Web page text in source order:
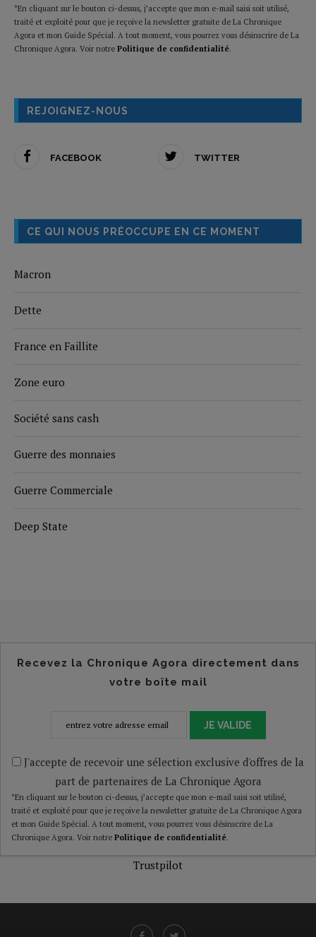
*En cliquant sur le bouton ci-dessus, j’accepte que mon e-mail saisi soit utilisé,
traité et exploité pour que je reçoive la newsletter gratuite de La Chronique
Agora et mon Guide Spécial. A tout moment, vous pourrez vous désinscrire de La
Chronique Agora. Voir notre Politique de confidentialité.
REJOIGNEZ-NOUS
FACEBOOK TWITTER
CE QUI NOUS PRÉOCCUPE EN CE MOMENT
Macron
Dette
France en Faillite
Zone euro
Société sans cash
Guerre des monnaies
Guerre Commerciale
Deep State
Recevez la Chronique Agora directement dans
votre boîte mail
JE VALIDE
J'accepte de recevoir une sélection exclusive d'offres de la
part de partenaires de La Chronique Agora
*En cliquant sur le bouton ci-dessus, j’accepte que mon e-mail saisi soit utilisé,
traité et exploité pour que je reçoive la newsletter gratuite de La Chronique Agora
et mon Guide Spécial. A tout moment, vous pourrez vous désinscrire de La
Chronique Agora. Voir notre Politique de confidentialité.
Trustpilot